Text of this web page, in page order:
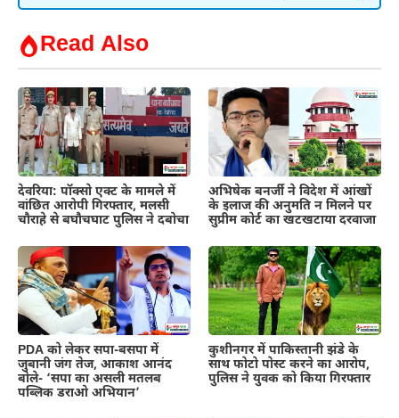
Read Also
देवरिया: पॉक्सो एक्ट के मामले में
वांछित आरोपी गिरफ्तार, मलसी
चौराहे से बघौचघाट पुलिस ने दबोचा
अभिषेक बनर्जी ने विदेश में आंखों
के इलाज की अनुमति न मिलने पर
सुप्रीम कोर्ट का खटखटाया दरवाजा
PDA को लेकर सपा-बसपा में
जुबानी जंग तेज, आकाश आनंद
बोले- ‘सपा का असली मतलब
पब्लिक डराओ अभियान’
कुशीनगर में पाकिस्तानी झंडे के
साथ फोटो पोस्ट करने का आरोप,
पुलिस ने युवक को किया गिरफ्तार